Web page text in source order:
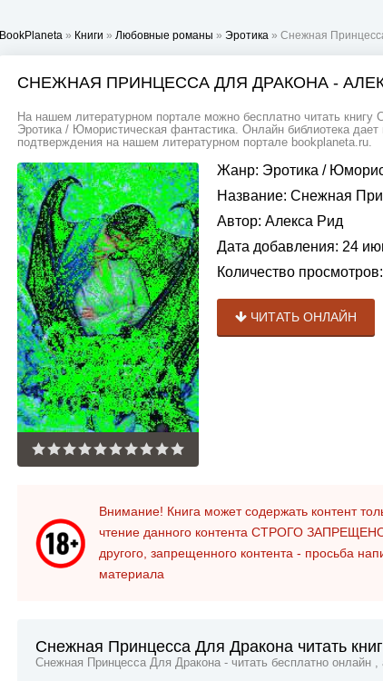
BookPlaneta » Книги » Любовные романы » Эротика » Снежная
СНЕЖНАЯ ПРИНЦЕССА ДЛЯ ДРАКОНА -
На нашем литературном портале можно бесплатно читать
Эротика / Юмористическая фантастика. Онлайн библиотека
подтверждения на нашем литературном портале bookplaneta.ru.
Жанр: Эротика /
Название: Снежная
Автор: Алекса Рид
Дата добавления: 24
Количество просмотров:
ЧИТАТЬ ОНЛАЙН
Внимание! Книга может содержать контент
чтение данного контента СТРОГО
другого, запрещенного контента - просьба
материала
Снежная Принцесса Для Дракона читать
Снежная Принцесса Для Дракона - читать бесплатно онлайн ,